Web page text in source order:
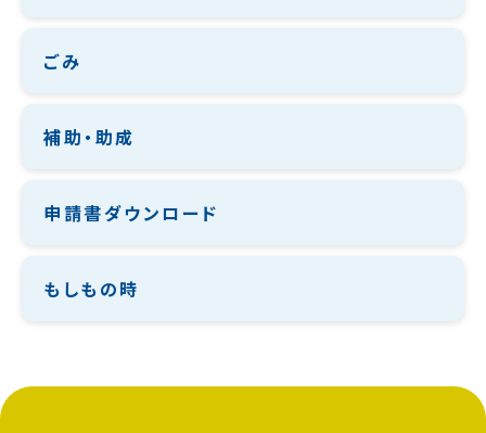
ごみ
補助・助成
申請書ダウンロード
もしもの時